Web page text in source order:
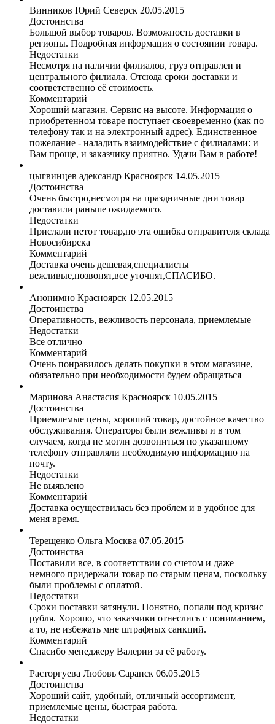
Винников Юрий Северск 20.05.2015
Достоинства
Большой выбор товаров. Возможность доставки в
регионы. Подробная информация о состоянии товара.
Недостатки
Несмотря на наличии филиалов, груз отправлен и
центрального филиала. Отсюда сроки доставки и
соответственно её стоимость.
Комментарий
Хороший магазин. Сервис на высоте. Информация о
приобретенном товаре поступает своевременно (как по
телефону так и на электронный адрес). Единственное
пожелание - наладить взаимодействие с филиалами: и
Вам проще, и заказчику приятно. Удачи Вам в работе!
цыгвинцев адександр Красноярск 14.05.2015
Достоинства
Очень быстро,несмотря на праздничные дни товар
доставили раньше ожидаемого.
Недостатки
Прислали нетот товар,но эта ошибка отправителя склада
Новосибирска
Комментарий
Доставка очень дешевая,специалисты
вежливые,позвонят,все уточнят,СПАСИБО.
Анонимно Красноярск 12.05.2015
Достоинства
Оперативность, вежливость персонала, приемлемые
Недостатки
Все отлично
Комментарий
Очень понравилось делать покупки в этом магазине,
обязательно при необходимости будем обращаться
Маринова Анастасия Красноярск 10.05.2015
Достоинства
Приемлемые цены, хороший товар, достойное качество
обслуживания. Операторы были вежливы и в том
случаем, когда не могли дозвониться по указанному
телефону отправляли необходимую информацию на
почту.
Недостатки
Не выявлено
Комментарий
Доставка осуществилась без проблем и в удобное для
меня время.
Терещенко Ольга Москва 07.05.2015
Достоинства
Поставили все, в соответствии со счетом и даже
немного придержали товар по старым ценам, поскольку
были проблемы с оплатой.
Недостатки
Сроки поставки затянули. Понятно, попали под кризис
рубля. Хорошо, что заказчики отнеслись с пониманием,
а то, не избежать мне штрафных санкций.
Комментарий
Спасибо менеджеру Валерии за её работу.
Расторгуева Любовь Саранск 06.05.2015
Достоинства
Хороший сайт, удобный, отличный ассортимент,
приемлемые цены, быстрая работа.
Недостатки